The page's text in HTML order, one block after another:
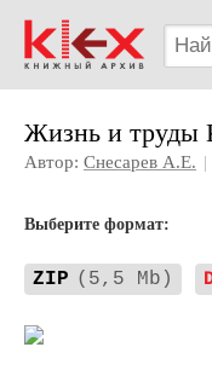
Жизнь и труды
Автор: Снесарев А.Е. |
Выберите формат:
ZIP (5,5 Mb)